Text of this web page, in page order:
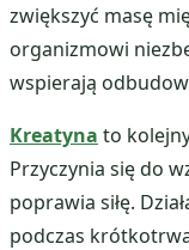
zwiększyć masę
organizmowi
wspierają
Kreatyna to
Przyczynia się do
poprawia siłę.
podczas